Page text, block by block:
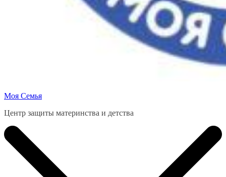
Моя Семья
Центр защиты материнства и детства